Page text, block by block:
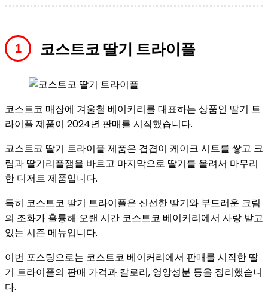
코스트코 딸기 트라이플
코스트코 매장에 겨울철 베이커리를 대표하는 상품인 딸기 트
라이플 제품이 2024년 판매를 시작했습니다.
코스트코 딸기 트라이플 제품은 겹겹이 케이크 시트를 쌓고 크
림과 딸기리플잼을 바르고 마지막으로 딸기를 올려서 마무리
한 디저트 제품입니다.
특히 코스트코 딸기 트라이플은 신선한 딸기와 부드러운 크림
의 조화가 훌륭해 오랜 시간 코스트코 베이커리에서 사랑 받고
있는 시즌 메뉴입니다.
이번 포스팅으로는 코스트코 베이커리에서 판매를 시작한 딸
기 트라이플의 판매 가격과 칼로리, 영양성분 등을 정리했습니
다.